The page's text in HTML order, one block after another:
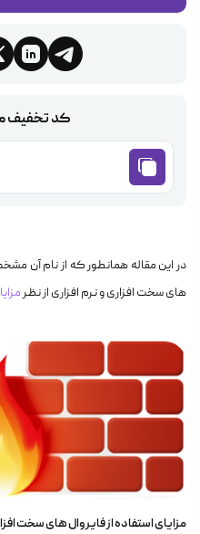
کد تخفیف
در این مقاله همانطور که از نام آن
های سخت افزاری و نرم افزاری از نظر
مزایای استفاده از فایروال های سخت